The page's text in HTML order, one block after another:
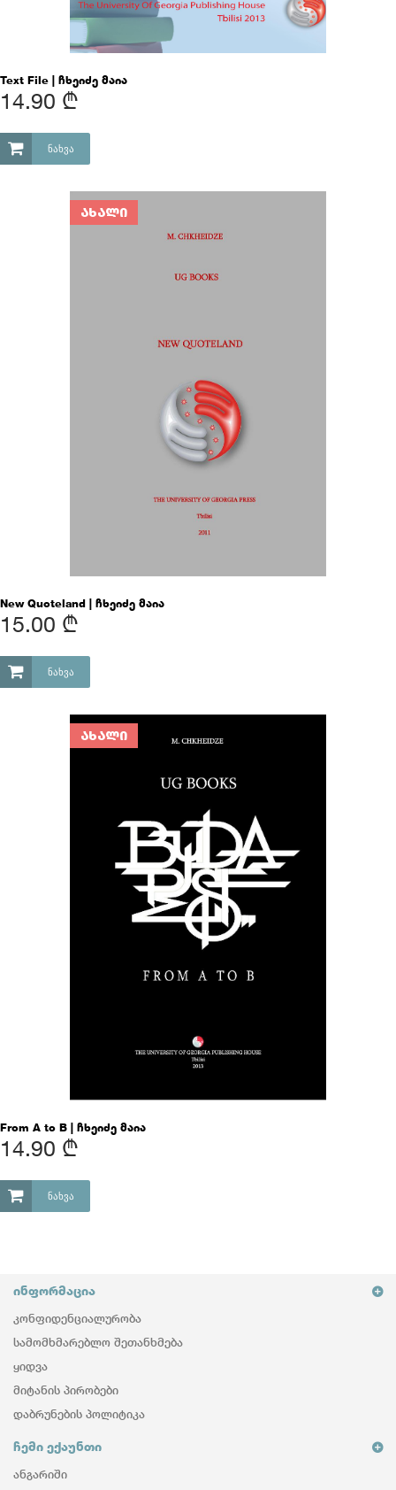
Text File | ჩხეიძე მაია
14.90 ₾
ᲜᲐᲮᲕᲐ
ᲐᲮᲐᲚᲘ
New Quoteland | ჩხეიძე მაია
15.00 ₾
ᲜᲐᲮᲕᲐ
ᲐᲮᲐᲚᲘ
From A to B | ჩხეიძე მაია
14.90 ₾
ᲜᲐᲮᲕᲐ
ᲘᲜᲤᲝᲠᲛᲐᲪᲘᲐ
ᲙᲝᲜᲤᲘᲓᲔᲜᲪᲘᲐᲚᲣᲠᲝᲑᲐ
ᲡᲐᲛᲝᲛᲮᲛᲐᲠᲔᲑᲚᲝ ᲨᲔᲗᲐᲜᲮᲛᲔᲑᲐ
ᲧᲘᲓᲕᲐ
ᲛᲘᲢᲐᲜᲘᲡ ᲞᲘᲠᲝᲑᲔᲑᲘ
ᲓᲐᲑᲠᲣᲜᲔᲑᲘᲡ ᲞᲝᲚᲘᲢᲘᲙᲐ
ᲩᲔᲛᲘ ᲔᲥᲐᲣᲜᲗᲘ
ᲐᲜᲒᲐᲠᲘᲨᲘ